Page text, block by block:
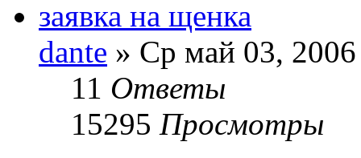
заявка на щенка
dante » Ср май 03,
11 Ответы
15295 Просмотры